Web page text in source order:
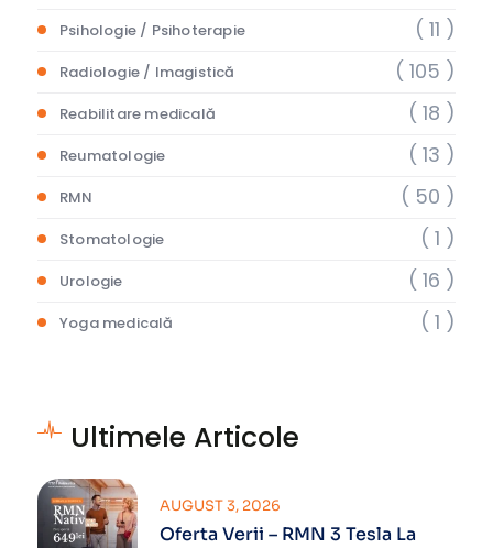
Psihologie / Psihoterapie ( 11 )
Radiologie / Imagistică ( 105 )
Reabilitare medicală ( 18 )
Reumatologie ( 13 )
RMN ( 50 )
Stomatologie ( 1 )
Urologie ( 16 )
Yoga medicală ( 1 )
Ultimele Articole
Oferta Verii – RMN 3 Tesla La
AUGUST 3, 2026